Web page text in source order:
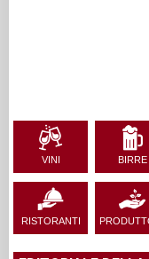
VINI BIRRE
RISTORANTI